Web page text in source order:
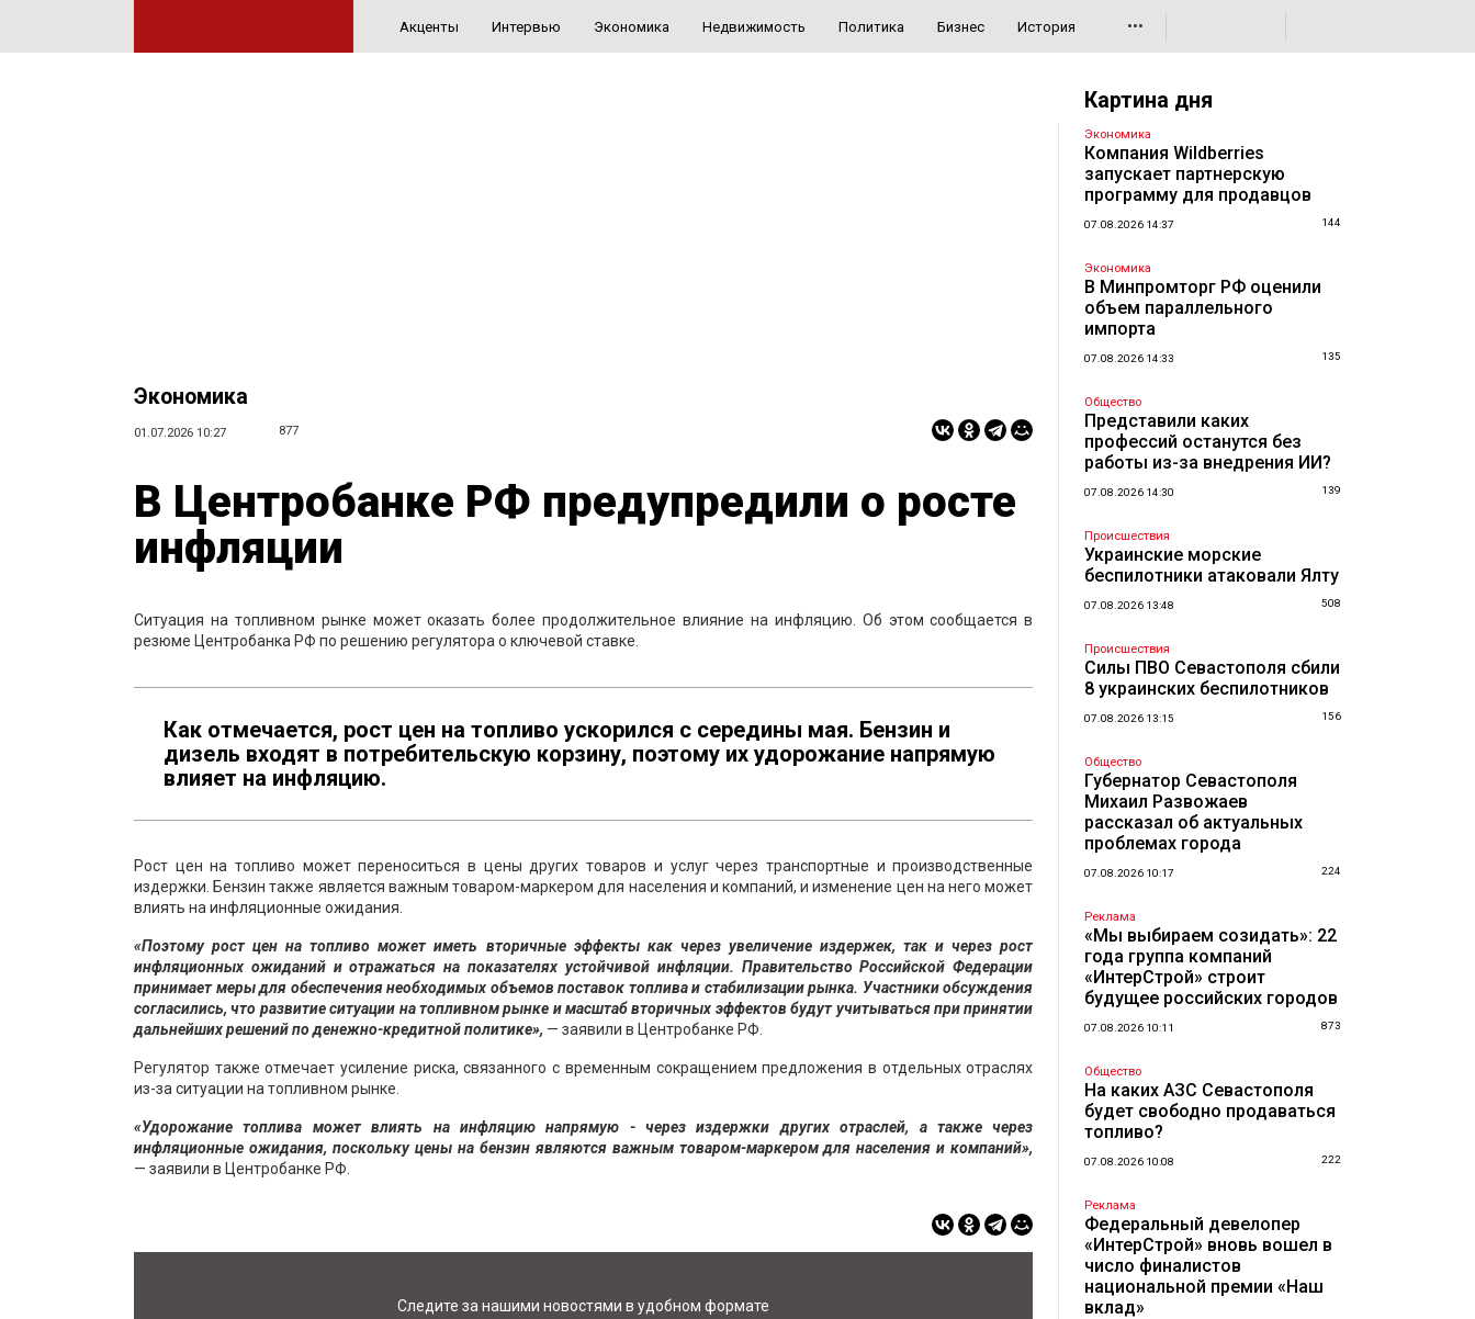
Акценты Интервью Экономика Недвижимость Политика Бизнес История •••
Экономика
01.07.2026 10:27 877
В Центробанке РФ предупредили о росте
инфляции
Ситуация на топливном рынке может оказать более продолжительное влияние на инфляцию. Об этом сообщается в
резюме Центробанка РФ по решению регулятора о ключевой ставке.
Как отмечается, рост цен на топливо ускорился с середины мая. Бензин и
дизель входят в потребительскую корзину, поэтому их удорожание напрямую
влияет на инфляцию.
Рост цен на топливо может переноситься в цены других товаров и услуг через транспортные и производственные
издержки. Бензин также является важным товаром-маркером для населения и компаний, и изменение цен на него может
влиять на инфляционные ожидания.
«Поэтому рост цен на топливо может иметь вторичные эффекты как через увеличение издержек, так и через рост
инфляционных ожиданий и отражаться на показателях устойчивой инфляции. Правительство Российской Федерации
принимает меры для обеспечения необходимых объемов поставок топлива и стабилизации рынка. Участники обсуждения
согласились, что развитие ситуации на топливном рынке и масштаб вторичных эффектов будут учитываться при принятии
дальнейших решений по денежно-кредитной политике», — заявили в Центробанке РФ.
Регулятор также отмечает усиление риска, связанного с временным сокращением предложения в отдельных отраслях
из-за ситуации на топливном рынке.
«Удорожание топлива может влиять на инфляцию напрямую - через издержки других отраслей, а также через
инфляционные ожидания, поскольку цены на бензин являются важным товаром-маркером для населения и компаний»,
— заявили в Центробанке РФ.
Следите за нашими новостями в удобном формате
Картина дня
Экономика
Компания Wildberries
запускает партнерскую
программу для продавцов
07.08.2026 14:37 144
Экономика
В Минпромторг РФ оценили
объем параллельного
импорта
07.08.2026 14:33 135
Общество
Представили каких
профессий останутся без
работы из-за внедрения ИИ?
07.08.2026 14:30 139
Происшествия
Украинские морские
беспилотники атаковали Ялту
07.08.2026 13:48 508
Происшествия
Силы ПВО Севастополя сбили
8 украинских беспилотников
07.08.2026 13:15 156
Общество
Губернатор Севастополя
Михаил Развожаев
рассказал об актуальных
проблемах города
07.08.2026 10:17 224
Реклама
«Мы выбираем созидать»: 22
года группа компаний
«ИнтерСтрой» строит
будущее российских городов
07.08.2026 10:11 873
Общество
На каких АЗС Севастополя
будет свободно продаваться
топливо?
07.08.2026 10:08 222
Реклама
Федеральный девелопер
«ИнтерСтрой» вновь вошел в
число финалистов
национальной премии «Наш
вклад»